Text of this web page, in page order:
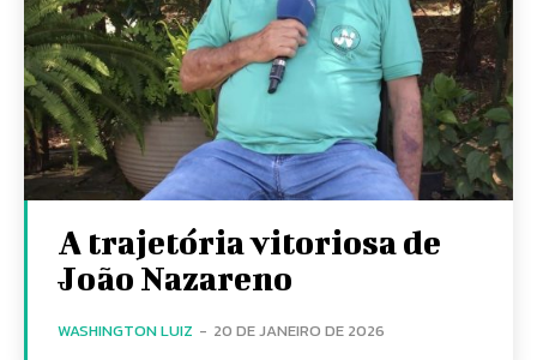
A trajetória vitoriosa de
João Nazareno
WASHINGTON LUIZ - 20 DE JANEIRO DE 2026